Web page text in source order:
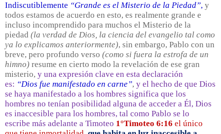
Indiscutiblemente “Grande es el Misterio de la Piedad”, y
todos estamos de acuerdo en esto, es realmente grande e
incluso incomprendido para muchos el Misterio de la
piedad (la verdad de Dios, la ciencia del evangelio tal como
ya lo explicamos anteriormente), sin embargo, Pablo con un
breve, pero profundo verso (como si fuera la estrofa de un
himno) resume en cierto modo la revelación de ese gran
misterio, y una expresión clave en esta declaración
es: “Dios fue manifestado en carne”, y el hecho de que Dios
se haya manifestado a los hombres significa que los
hombres no tenían posibilidad alguna de acceder a Él, Dios
es inaccesible para los hombres, tal como Pablo se lo
escribe más adelante a Timoteo 1°Timoteo 6:16 el único